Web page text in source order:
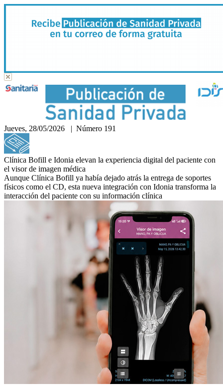
Jueves, 28/05/2026 | Número 191
Clínica Bofill e Idonia elevan la experiencia digital del paciente con
el visor de imagen médica
Aunque Clínica Bofill ya había dejado atrás la entrega de soportes
físicos como el CD, esta nueva integración con Idonia transforma la
interacción del paciente con su información clínica